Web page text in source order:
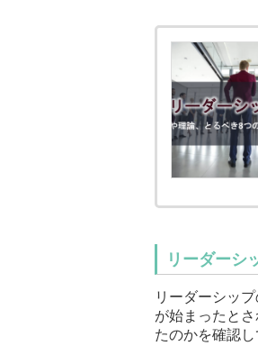
リーダーシ
リーダーシッ
が始まったと
たのかを確認し